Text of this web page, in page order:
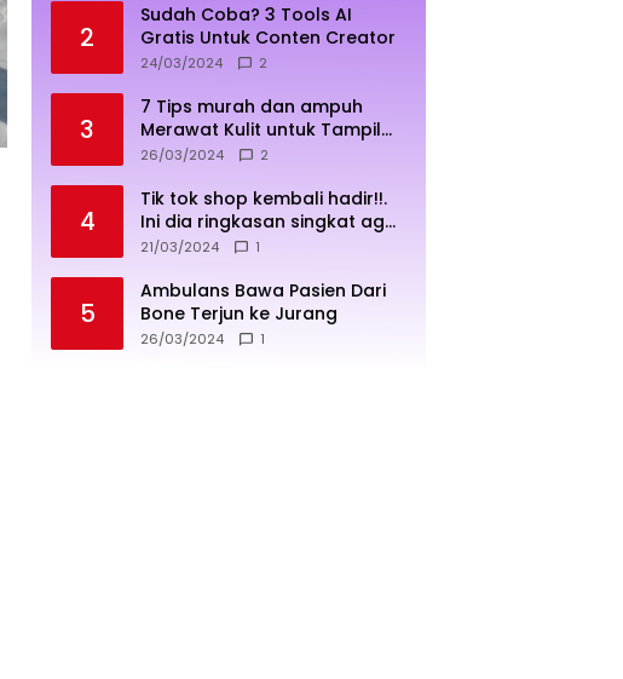
2
Sudah Coba? 3 Tools AI
Gratis Untuk Conten Creator
24/03/2024 2
3
7 Tips murah dan ampuh
Merawat Kulit untuk Tampil
Sehat dan Cerah
26/03/2024 2
4
Tik tok shop kembali hadir!!.
Ini dia ringkasan singkat agar
penjualan lebih sukses
21/03/2024 1
5
Ambulans Bawa Pasien Dari
Bone Terjun ke Jurang
26/03/2024 1